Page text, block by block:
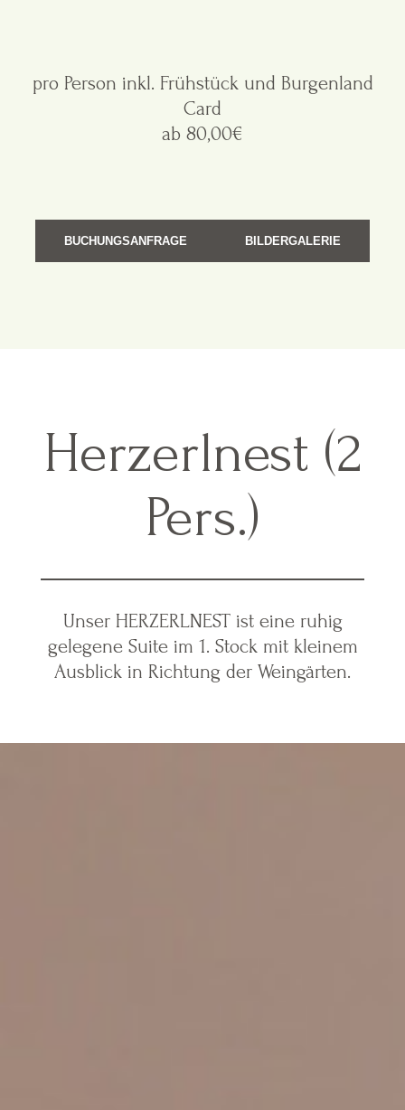
pro Person inkl. Frühstück und Burgenland
Card
ab 80,00€
BUCHUNGSANFRAGE BILDERGALERIE
Herzerlnest (2
Pers.)
Unser HERZERLNEST ist eine ruhig
gelegene Suite im 1. Stock mit kleinem
Ausblick in Richtung der Weingärten.